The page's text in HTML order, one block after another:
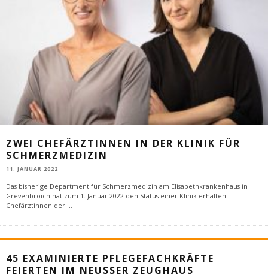
ZWEI CHEFÄRZTINNEN IN DER KLINIK FÜR
SCHMERZMEDIZIN
11. JANUAR 2022
Das bisherige Department für Schmerzmedizin am Elisabethkrankenhaus in
Grevenbroich hat zum 1. Januar 2022 den Status einer Klinik erhalten.
Chefärztinnen der ...
45 EXAMINIERTE PFLEGEFACHKRÄFTE
FEIERTEN IM NEUSSER ZEUGHAUS